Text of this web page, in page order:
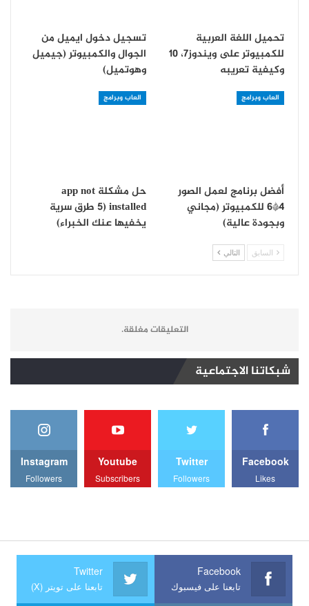
تحميل اللغة العربية
للكمبيوتر على ويندوز7، 10
وكيفية تعريبه
تسجيل دخول ايميل من
الجوال والكمبيوتر (جيميل
وهوتميل)
العاب وبرامج
أفضل برنامج لعمل الصور
4*6 للكمبيوتر (مجاني
وبجودة عالية)
العاب وبرامج
حل مشكلة app not
installed (5 طرق سرية
يخفيها عنك الخبراء)
السابق التالي
التعليقات مغلقة.
شبكاتنا الاجتماعية
Facebook
Likes
Twitter
Followers
Youtube
Subscribers
Instagram
Followers
Facebook
تابعنا على فيسبوك
Twitter
تابعنا على تويتر (X)